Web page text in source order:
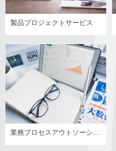
製品プロジェクトサービス
業務プロセスアウトソーシン
グサービス